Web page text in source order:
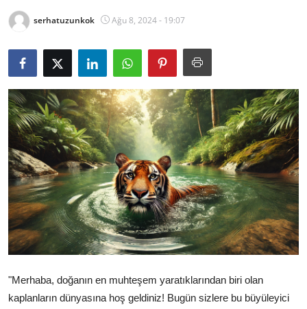
Mülki İdare
Sivil Toplum Kuruluşları
Kamu Kurumları ve Üst Kurullar
Resmi Reklamlar
serhatuzunkok Ağu 8, 2024 - 19:07
"Merhaba, doğanın en muhteşem yaratıklarından biri olan
kaplanların dünyasına hoş geldiniz! Bugün sizlere bu büyüleyici